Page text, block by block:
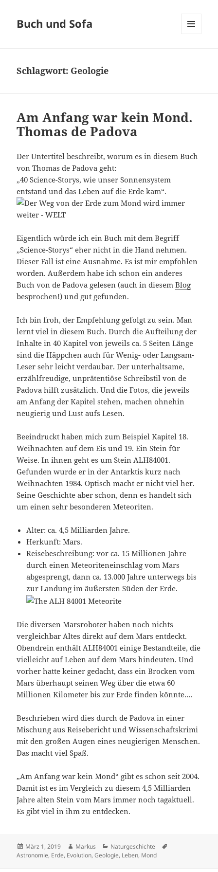
Buch und Sofa
Schlagwort: Geologie
Am Anfang war kein Mond.
Thomas de Padova
Der Untertitel beschreibt, worum es in diesem Buch
von Thomas de Padova geht:
„40 Science-Storys, wie unser Sonnensystem
entstand und das Leben auf die Erde kam“.
Eigentlich würde ich ein Buch mit dem Begriff
„Science-Storys“ eher nicht in die Hand nehmen.
Dieser Fall ist eine Ausnahme. Es ist mir empfohlen
worden. Außerdem habe ich schon ein anderes
Buch von de Padova gelesen (auch in diesemBlog
besprochen!) und gut gefunden.
Ich bin froh, der Empfehlung gefolgt zu sein. Man
lernt viel in diesem Buch. Durch die Aufteilung der
Inhalte in 40 Kapitel von jeweils ca. 5 Seiten Länge
sind die Häppchen auch für Wenig- oder Langsam-
Leser sehr leicht verdaubar. Der unterhaltsame,
erzählfreudige, unprätentiöse Schreibstil von de
Padova hilft zusätzlich. Und die Fotos, die jeweils
am Anfang der Kapitel stehen, machen ohnehin
neugierig und Lust aufs Lesen.
Beeindruckt haben mich zum Beispiel Kapitel 18.
Weihnachten auf dem Eis und 19. Ein Stein für
Weise. In ihnen geht es um Stein ALH84001.
Gefunden wurde er in der Antarktis kurz nach
Weihnachten 1984. Optisch macht er nicht viel her.
Seine Geschichte aber schon, denn es handelt sich
um einen sehr besonderen Meteoriten.
Alter: ca. 4,5 Milliarden Jahre.
Herkunft: Mars.
Reisebeschreibung: vor ca. 15 Millionen Jahre
durch einen Meteoriteneinschlag vom Mars
abgesprengt, dann ca. 13.000 Jahre unterwegs bis
zur Landung im äußersten Süden der Erde.
Die diversen Marsroboter haben noch nichts
vergleichbar Altes direkt auf dem Mars entdeckt.
Obendrein enthält ALH84001 einige Bestandteile, die
vielleicht auf Leben auf dem Mars hindeuten. Und
vorher hatte keiner gedacht, dass ein Brocken vom
Mars überhaupt seinen Weg über die etwa 60
Millionen Kilometer bis zur Erde finden könnte….
Beschrieben wird dies durch de Padova in einer
Mischung aus Reisebericht und Wissenschaftskrimi
mit den großen Augen eines neugierigen Menschen.
Das macht viel Spaß.
„Am Anfang war kein Mond“ gibt es schon seit 2004.
Damit ist es im Vergleich zu diesem 4,5 Milliarden
Jahre alten Stein vom Mars immer noch tagaktuell.
Es gibt viel in ihm zu entdecken.
Veröffentlicht
am
März 1, 2019 Autor
Markus Kategorien
Naturgeschichte
Astronomie, Erde, Evolution,Geologie, Leben, Mond